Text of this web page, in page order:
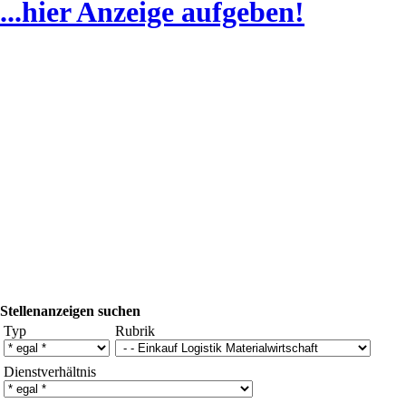
...hier Anzeige aufgeben!
Stellenanzeigen suchen
Typ
Rubrik
Dienstverhältnis